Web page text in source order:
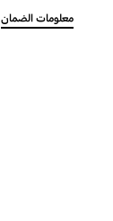
معلومات الضمان